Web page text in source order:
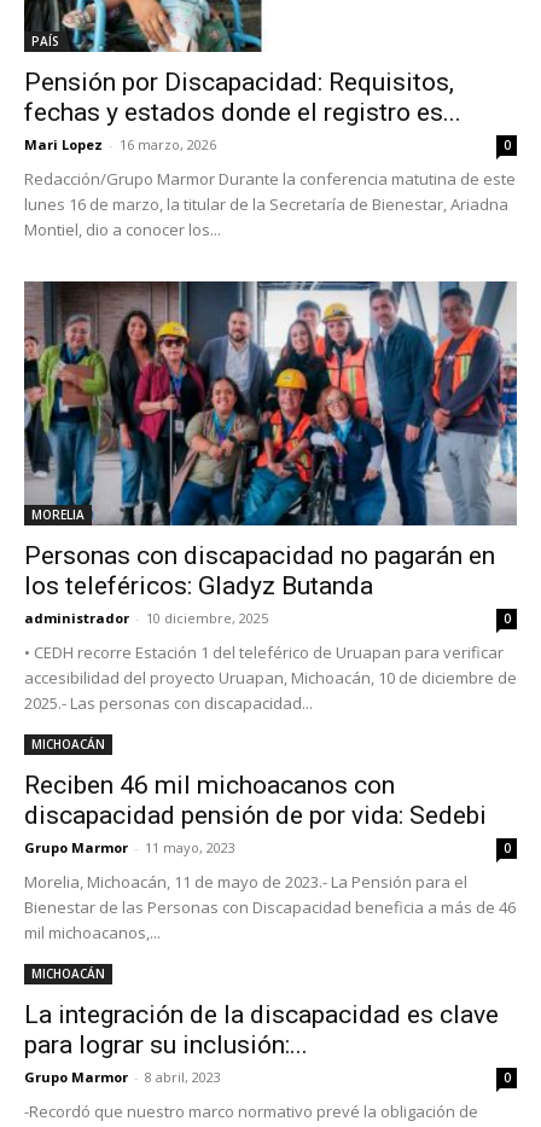
PAÍS
Pensión por Discapacidad: Requisitos,
fechas y estados donde el registro es...
Mari Lopez - 16 marzo, 2026 0
Redacción/Grupo Marmor Durante la conferencia matutina de este
lunes 16 de marzo, la titular de la Secretaría de Bienestar, Ariadna
Montiel, dio a conocer los...
MORELIA
Personas con discapacidad no pagarán en
los teleféricos: Gladyz Butanda
administrador - 10 diciembre, 2025 0
• CEDH recorre Estación 1 del teleférico de Uruapan para verificar
accesibilidad del proyecto Uruapan, Michoacán, 10 de diciembre de
2025.- Las personas con discapacidad...
MICHOACÁN
Reciben 46 mil michoacanos con
discapacidad pensión de por vida: Sedebi
Grupo Marmor - 11 mayo, 2023 0
Morelia, Michoacán, 11 de mayo de 2023.- La Pensión para el
Bienestar de las Personas con Discapacidad beneficia a más de 46
mil michoacanos,...
MICHOACÁN
La integración de la discapacidad es clave
para lograr su inclusión:...
Grupo Marmor - 8 abril, 2023 0
-Recordó que nuestro marco normativo prevé la obligación de